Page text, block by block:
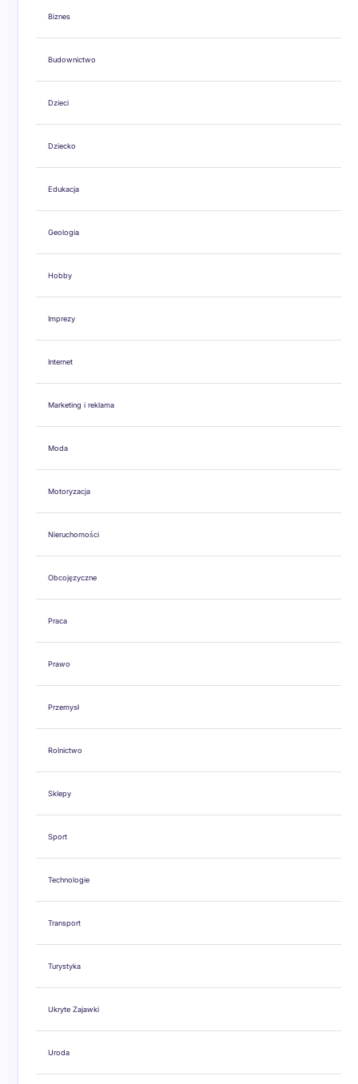
Biznes
Budownictwo
Dzieci
Dziecko
Edukacja
Geologia
Hobby
Imprezy
Internet
Marketing i reklama
Moda
Motoryzacja
Nieruchomości
Obcojęzyczne
Praca
Prawo
Przemysł
Rolnictwo
Sklepy
Sport
Technologie
Transport
Turystyka
Ukryte Zajawki
Uroda